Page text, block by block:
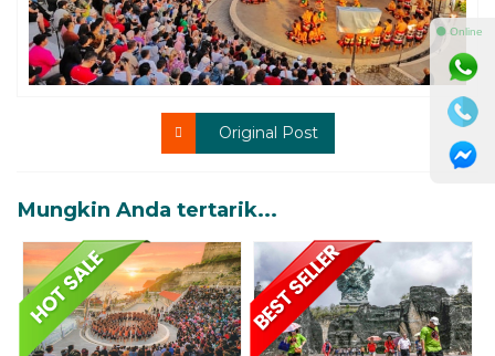
Original Post
Mungkin Anda tertarik...
⚫ Online